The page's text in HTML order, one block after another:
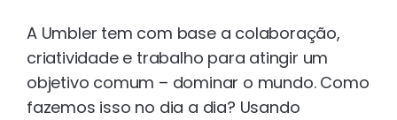
A Umbler tem com base a colaboração,
criatividade e trabalho para atingir um
objetivo comum – dominar o mundo. Como
fazemos isso no dia a dia? Usando